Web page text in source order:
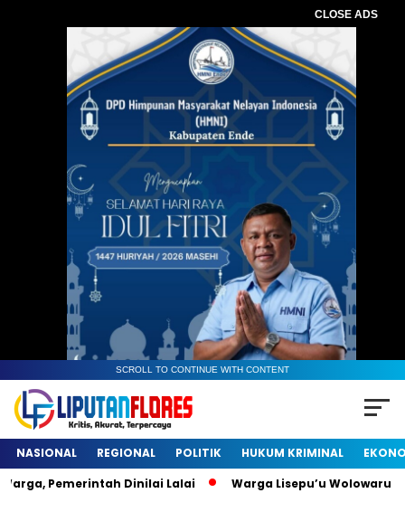
CLOSE ADS
SCROLL TO CONTINUE WITH CONTENT
NASIONAL REGIONAL POLITIK HUKUM KRIMINAL
Pemerintah Dinilai Lalai
Warga Lisepu’u Wolowaru